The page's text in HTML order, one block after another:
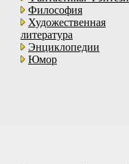
Философия
Художественная
литература
Энциклопедии
Юмор